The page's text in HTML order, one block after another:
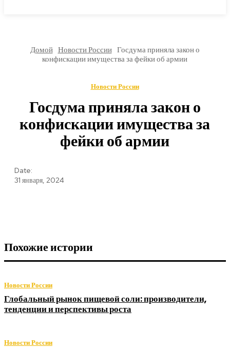
Домой Новости России Госдума приняла закон о
конфискации имущества за фейки об армии
Новости России
Госдума приняла закон о
конфискации имущества за
фейки об армии
Date:
31 января, 2024
Похожие истории
Новости России
Глобальный рынок пищевой соли: производители,
тенденции и перспективы роста
Новости России